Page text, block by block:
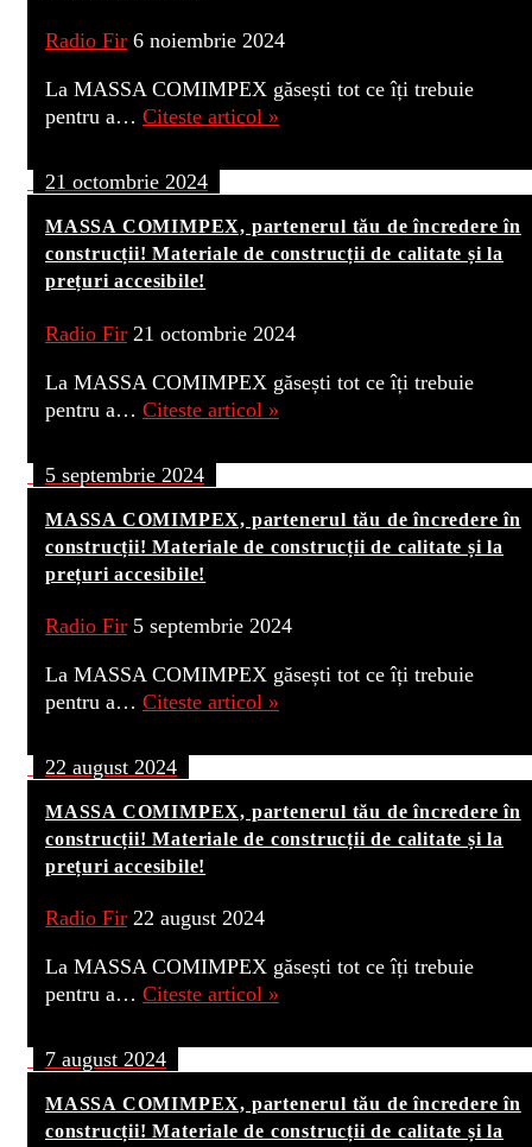
Radio Fir 6 noiembrie 2024
La MASSA COMIMPEX găsești tot ce îți trebuie
pentru a… Citeste articol »
21 octombrie 2024
MASSA COMIMPEX, partenerul tău de încredere în
construcții! Materiale de construcții de calitate și la
prețuri accesibile!
Radio Fir 21 octombrie 2024
La MASSA COMIMPEX găsești tot ce îți trebuie
pentru a… Citeste articol »
5 septembrie 2024
MASSA COMIMPEX, partenerul tău de încredere în
construcții! Materiale de construcții de calitate și la
prețuri accesibile!
Radio Fir 5 septembrie 2024
La MASSA COMIMPEX găsești tot ce îți trebuie
pentru a… Citeste articol »
22 august 2024
MASSA COMIMPEX, partenerul tău de încredere în
construcții! Materiale de construcții de calitate și la
prețuri accesibile!
Radio Fir 22 august 2024
La MASSA COMIMPEX găsești tot ce îți trebuie
pentru a… Citeste articol »
7 august 2024
MASSA COMIMPEX, partenerul tău de încredere în
construcții! Materiale de construcții de calitate și la